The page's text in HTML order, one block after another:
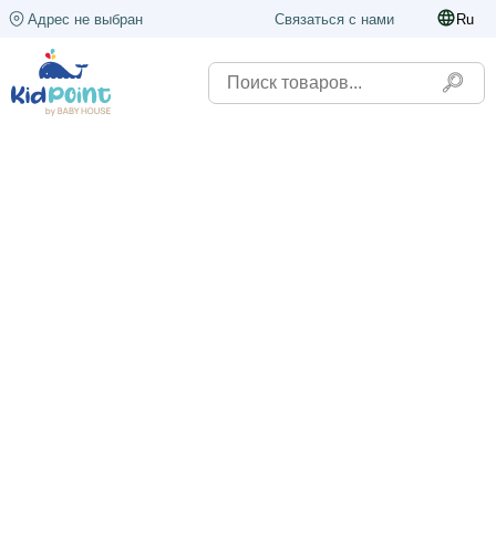
Адрес не выбран Связаться с нами Ru